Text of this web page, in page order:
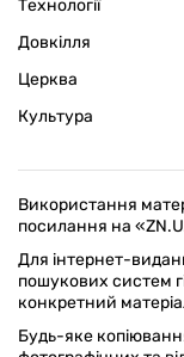
Технології
Довкілля
Церква
Культура
Використання
посилання на
Для інтернет-
пошукових систем
конкретний
Будь-яке